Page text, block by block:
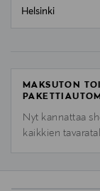
Helsinki
MAKSUTON
Nyt kannattaa
kaikkien